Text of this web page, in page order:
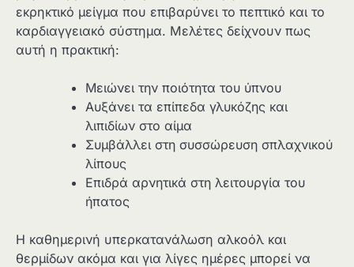
εκρηκτικό μείγμα που επιβαρύνει το πεπτικό και το
καρδιαγγειακό σύστημα. Μελέτες δείχνουν πως
αυτή η πρακτική:
Μειώνει την ποιότητα του ύπνου
Αυξάνει τα επίπεδα γλυκόζης και
λιπιδίων στο αίμα
Συμβάλλει στη συσσώρευση σπλαχνικού
λίπους
Επιδρά αρνητικά στη λειτουργία του
ήπατος
Η καθημερινή υπερκατανάλωση αλκοόλ και
θερμίδων ακόμα και για λίγες ημέρες μπορεί να